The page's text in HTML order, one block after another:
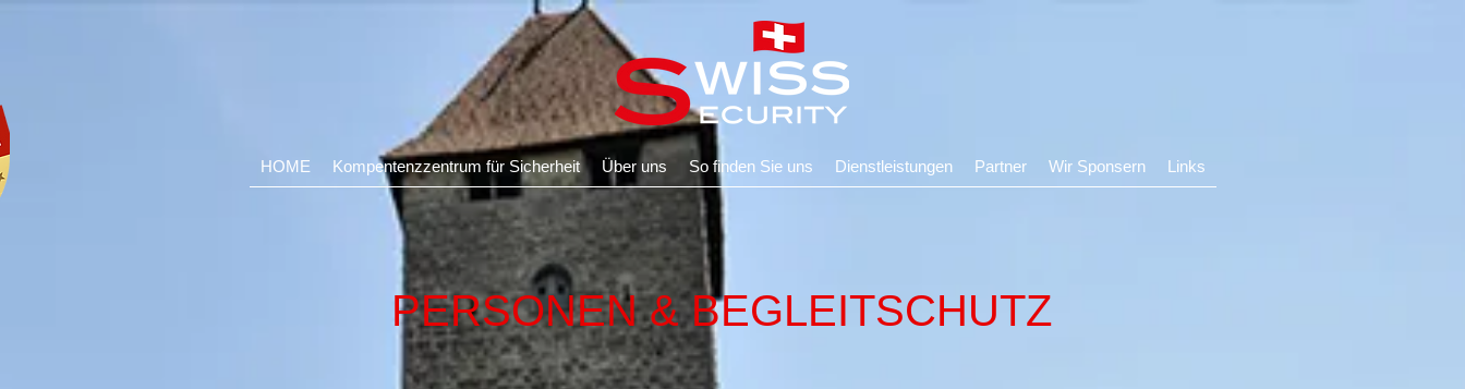
HOME Kompentenzzentrum für Sicherheit Über uns So finden Sie uns Dienstleistungen Partner Wir Sponsern Links
PERSONEN & BEGLEITSCHUTZ